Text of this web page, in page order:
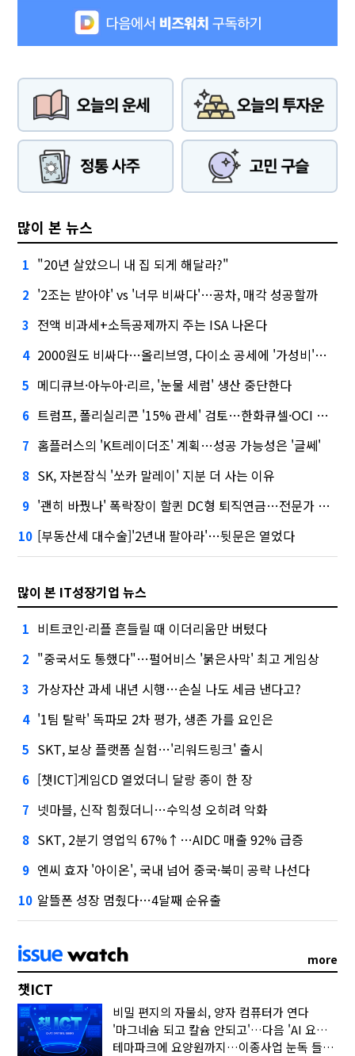
많이 본 뉴스
1 "20년 살았으니 내 집 되게 해달라?"
2 '2조는 받아야' vs '너무 비싸다'…공차, 매각 성공할까
3 전액 비과세+소득공제까지 주는 ISA 나온다
4 2000원도 비싸다…올리브영, 다이소 공세에 '가성비'로 맞불
5 메디큐브·아누아·리르, '눈물 세럼' 생산 중단한다
6 트럼프, 폴리실리콘 '15% 관세' 검토…한화큐셀·OCI 영향은?
7 홈플러스의 'K트레이더조' 계획…성공 가능성은 '글쎄'
8 SK, 자본잠식 '쏘카 말레이' 지분 더 사는 이유
9 '괜히 바꿨나' 폭락장이 할퀸 DC형 퇴직연금…전문가 조언은
10 [부동산세 대수술]'2년내 팔아라'…뒷문은 열었다
많이 본 IT성장기업 뉴스
1 비트코인·리플 흔들릴 때 이더리움만 버텼다
2 "중국서도 통했다"…펄어비스 '붉은사막' 최고 게임상
3 가상자산 과세 내년 시행…손실 나도 세금 낸다고?
4 '1팀 탈락' 독파모 2차 평가, 생존 가를 요인은
5 SKT, 보상 플랫폼 실험…'리워드링크' 출시
6 [챗ICT]게임CD 열었더니 달랑 종이 한 장
7 넷마블, 신작 힘줬더니…수익성 오히려 악화
8 SKT, 2분기 영업익 67%↑…AIDC 매출 92% 급증
9 엔씨 효자 '아이온', 국내 넘어 중국·북미 공략 나선다
10 알뜰폰 성장 멈췄다…4달째 순유출
more
챗ICT
비밀 편지의 자물쇠, 양자 컴퓨터가 연다
'마그네슘 되고 칼슘 안되고'…다음 'AI 요약' 갈 길은
테마파크에 요양원까지…이종사업 눈독 들이는 게임사